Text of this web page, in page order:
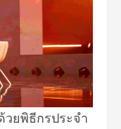
วยพิธีกรประจำ